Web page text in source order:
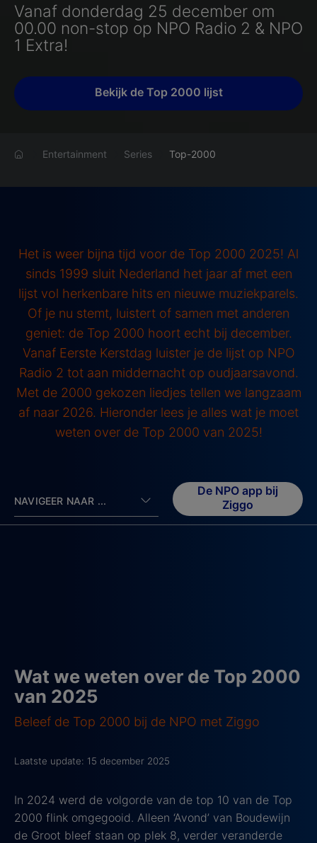
Vanaf donderdag 25 december om
00.00 non-stop op NPO Radio 2 & NPO
1 Extra!
Bekijk de Top 2000 lijst
Entertainment Series Top-2000
Het is weer bijna tijd voor de Top 2000 2025! Al
sinds 1999 sluit Nederland het jaar af met een
lijst vol herkenbare hits en nieuwe muziekparels.
Of je nu stemt, luistert of samen met anderen
geniet: de Top 2000 hoort echt bij december.
Vanaf Eerste Kerstdag luister je de lijst op NPO
Radio 2 tot aan middernacht op oudjaarsavond.
Met de 2000 gekozen liedjes tellen we langzaam
af naar 2026. Hieronder lees je alles wat je moet
weten over de Top 2000 van 2025!
NAVIGEER NAAR ...
De NPO app bij
Ziggo
Wat we weten over de Top 2000
van 2025
Beleef de Top 2000 bij de NPO met Ziggo
Laatste update: 15 december 2025
In 2024 werd de volgorde van de top 10 van de Top
2000 flink omgegooid. Alleen ‘Avond’ van Boudewijn
de Groot bleef staan op plek 8, verder veranderde